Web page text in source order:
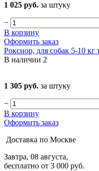
1 025 руб. за штуку
−
В корзину
Оформить заказ
Роксиор, для собак 5-10 кг
В наличии 2
1 305 руб. за штуку
−
В корзину
Оформить заказ
Доставка по Москве
Завтра, 08 августа,
бесплатно от 3 000 руб.